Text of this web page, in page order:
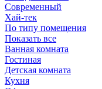
Современный
Хай-тек
По типу помещения
Показать все
Ванная комната
Гостиная
Детская комната
Кухня